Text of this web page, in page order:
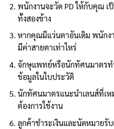
พนักงานจะวัด PD ให้กับคุณ เ
ทั้งสองข้าง
หากคุณมีแว่นตาอันเดิม พนักง
มีค่าสายตาเท่าไหร่
จักษุแพทย์หรือนักทัศนมาตรท
ข้อมูลในใบประวัติ
นักทัศนมาตรแนะนำเลนส์ที่เ
ต้องการใช้งาน
ลูกค้าชำระเงินและนัดหมายรั